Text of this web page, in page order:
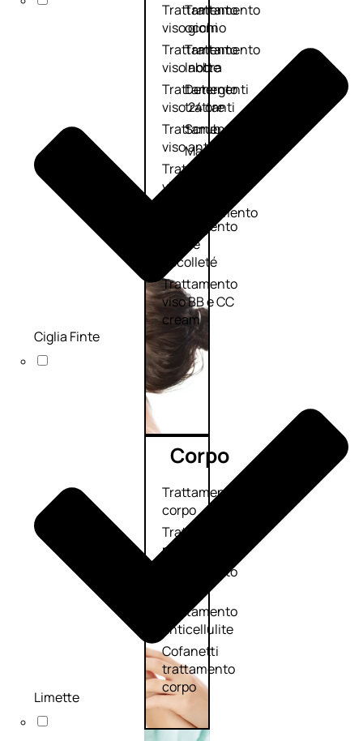
Trattamento
viso giorno
Trattamento
viso notte
Trattamento
viso 24 ore
Trattamento
viso antietà
Trattamento
viso
Trattamento
collo e
décolleté
Trattamento
viso BB e CC
cream
Trattamento
occhi
Trattamento
labbra
Detergenti
trattanti
Scrub
Maschere
Sieri
Cofanetti
trattamento
viso
Corpo
Trattamento
corpo
Trattamento
mani e piedi
Trattamento
Trattamento
anticellulite
Cofanetti
trattamento
corpo
Ciglia Finte
Limette